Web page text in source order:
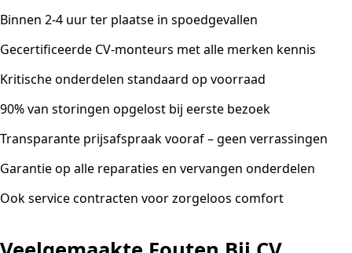
Binnen 2-4 uur ter plaatse in spoedgevallen
Gecertificeerde CV-monteurs met alle merken kennis
Kritische onderdelen standaard op voorraad
90% van storingen opgelost bij eerste bezoek
Transparante prijsafspraak vooraf – geen verrassingen
Garantie op alle reparaties en vervangen onderdelen
Ook service contracten voor zorgeloos comfort